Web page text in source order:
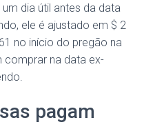
dia útil antes da data
ele é ajustado em $ 2
no início do pregão na
comprar na data ex-
pagam